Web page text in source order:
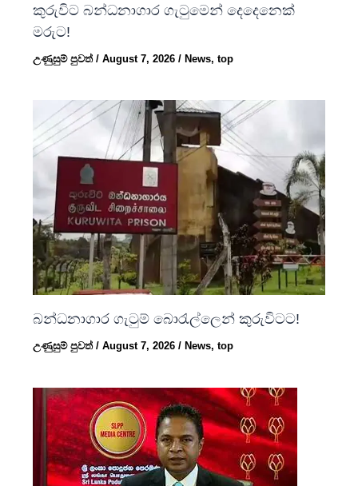
කුරුවිට බන්ධනාගාර ගැටුමෙන් දෙදෙනෙක්
මරුට!
උණුසුම් පුවත්/August 7, 2026/ News,top
බන්ධනාගාර ගැටුම් බොරැල්ලෙන් කුරුවිටට!
උණුසුම් පුවත්/August 7, 2026/ News,top